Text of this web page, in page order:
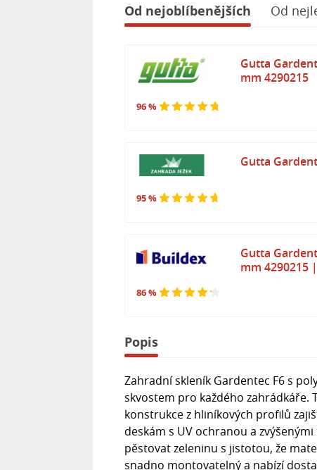
Od nejoblíbenějších Od
96 %
Gutta
mm 4290215
95 %
Gutta
86 %
Gutta
mm 4290215
Popis
Zahradní skleník Gardentec F6 s
skvostem pro každého zahrádkáře.
konstrukce z hliníkových profilů
deskám s UV ochranou a
pěstovat zeleninu s jistotou, že
snadno montovatelný a nabízí